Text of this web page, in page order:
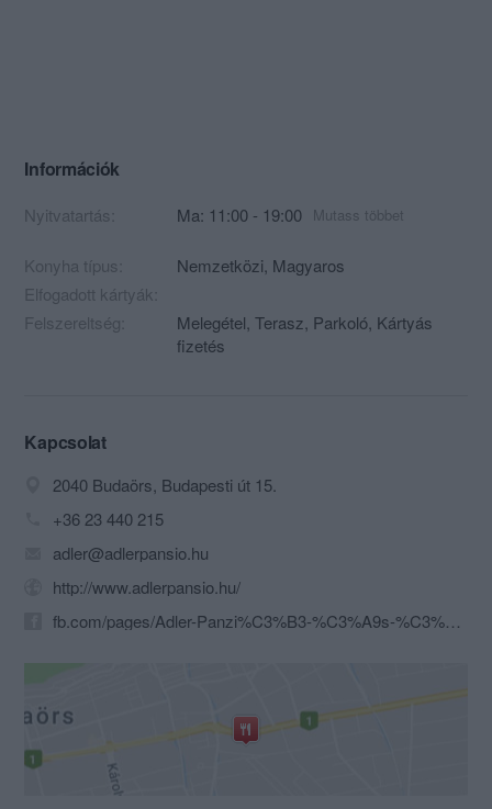
Információk
Nyitvatartás: Ma: 11:00 - 19:00 Mutass többet
Konyha típus: Nemzetközi, Magyaros
Elfogadott kártyák:
Felszereltség:
Melegétel, Terasz, Parkoló, Kártyás
fizetés
Kapcsolat
2040 Budaörs, Budapesti út 15.
+36 23 440 215
adler@adlerpansio.hu
http://www.adlerpansio.hu/
fb.com/pages/Adler-Panzi%C3%B3-%C3%A9s-%C3%89tterem/251320094938856